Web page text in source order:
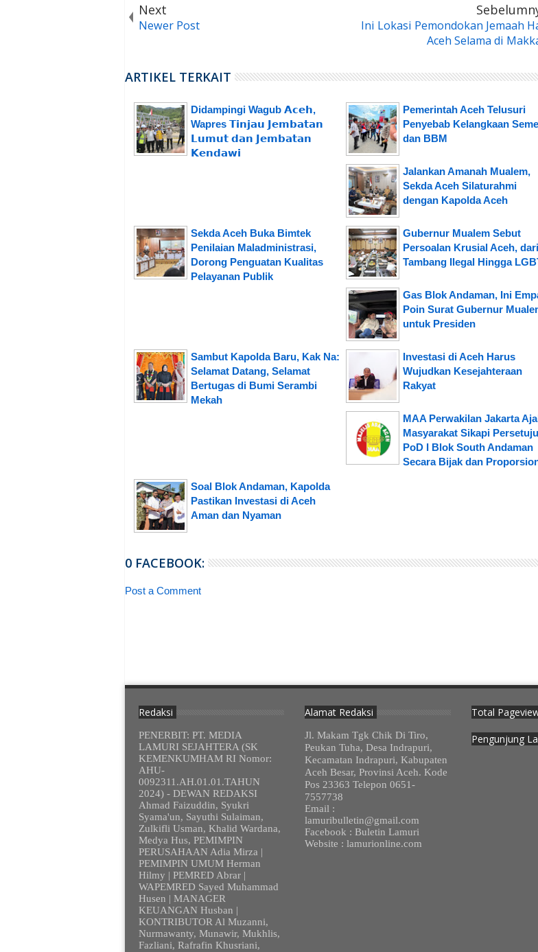
Next
Newer Post
Ini Lokasi Pemondokan Jemaah
Aceh Selama di
ARTIKEL TERKAIT
Didampingi Wagub 𝗔𝗰𝗲𝗵,
Wapres 𝗧𝗶𝗻𝗷𝗮𝘂 𝗝𝗲𝗺𝗯𝗮𝘁𝗮𝗻
𝗟𝘂𝗺𝘂𝘁 𝗱𝗮𝗻 𝗝𝗲𝗺𝗯𝗮𝘁𝗮𝗻
𝗞𝗲𝗻𝗱𝗮𝘄𝗶
Pemerintah Aceh Telusuri
Penyebab Kelangkaan
dan BBM
Jalankan Amanah Mualem,
Sekda Aceh Silaturahmi
dengan Kapolda Aceh
Sekda Aceh Buka Bimtek
Penilaian Maladministrasi,
Dorong Penguatan Kualitas
Pelayanan Publik
Gubernur Mualem Sebut
Persoalan Krusial Aceh, dari
Tambang Ilegal Hingga
Gas Blok Andaman, Ini
Poin Surat Gubernur
untuk Presiden
Sambut Kapolda Baru, Kak Na:
Selamat Datang, Selamat
Bertugas di Bumi Serambi
Mekah
Investasi di Aceh Harus
Wujudkan Kesejahteraan
Rakyat
MAA Perwakilan Jakarta
Masyarakat Sikapi
PoD I Blok South Andaman
Secara Bijak dan
Soal Blok Andaman, Kapolda
Pastikan Investasi di Aceh
Aman dan Nyaman
0 FACEBOOK:
Post a Comment
Redaksi
PENERBIT: PT. MEDIA
LAMURI SEJAHTERA (SK
KEMENKUMHAM RI Nomor:
AHU-
0092311.AH.01.01.TAHUN
2024) - DEWAN REDAKSI
Ahmad Faizuddin, Syukri
Syama'un, Sayuthi Sulaiman,
Zulkifli Usman, Khalid Wardana,
Medya Hus, PEMIMPIN
PERUSAHAAN Adia Mirza |
PEMIMPIN UMUM Herman
Hilmy | PEMRED Abrar |
WAPEMRED Sayed Muhammad
Husen | MANAGER
KEUANGAN Husban |
KONTRIBUTOR Al Muzanni,
Nurmawanty, Munawir, Mukhlis,
Fazliani, Rafrafin Khusriani,
Alamat Redaksi
Jl. Makam Tgk Chik Di Tiro,
Peukan Tuha, Desa Indrapuri,
Kecamatan Indrapuri, Kabupaten
Aceh Besar, Provinsi Aceh. Kode
Pos 23363 Telepon 0651-
7557738
Email :
lamuribulletin@gmail.com
Facebook : Buletin Lamuri
Website : lamurionline.com
Total
Pengunjung